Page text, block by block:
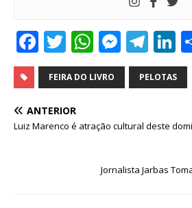
F
a
c
e
b
T
w
it
te
r
W
h
at
A
p
M
e
ss
n
e
T
el
e
ra
n
k
FEIRA DO LIVRO PELOTAS
ANTERIOR
Luiz Marenco é atração cultural deste
Jornalista Jarbas